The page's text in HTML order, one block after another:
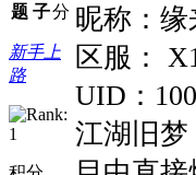
题 子分
新手上
路
昵称：
区服：
UID：
江湖旧